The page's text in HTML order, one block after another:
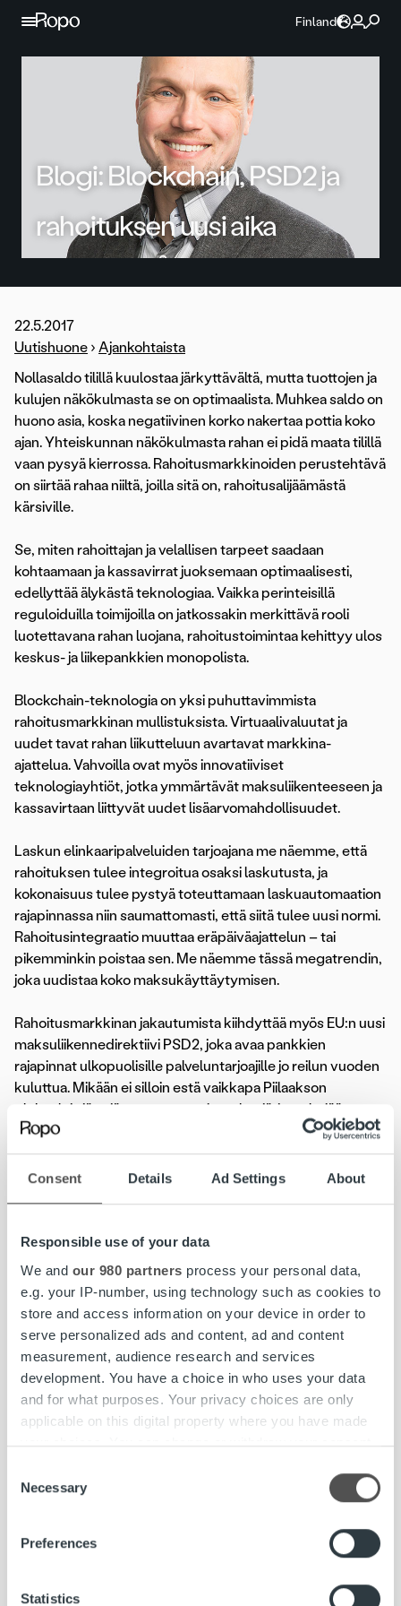
Consent Details Ad Settings About
Responsible use of your data
We and our 980 partners process your personal data,
e.g. your IP-number, using technology such as cookies to
store and access information on your device in order to
serve personalized ads and content, ad and content
measurement, audience research and services
development. You have a choice in who uses your data
and for what purposes. Your privacy choices are only
applicable on this digital property where you have made
your choices. You can change or withdraw your consent
the Privacy trigger icon.
Find out more about how your personal data is processed
and set your preferences in the
We use cookies to personalise content and ads, to
Selection
Necessary
Preferences
Statistics
Jatka sisältöön
Finland
Blogi: Blockchain, PSD2 ja
rahoituksen uusi aika
22.5.2017
Uutishuone › Ajankohtaista
Nollasaldo tilillä kuulostaa järkyttävältä, mutta tuottojen ja
kulujen näkökulmasta se on optimaalista. Muhkea saldo on
huono asia, koska negatiivinen korko nakertaa pottia koko
ajan. Yhteiskunnan näkökulmasta rahan ei pidä maata tilillä
vaan pysyä kierrossa. Rahoitusmarkkinoiden perustehtävä
on siirtää rahaa niiltä, joilla sitä on, rahoitusalijäämästä
kärsiville.
Se, miten rahoittajan ja velallisen tarpeet saadaan
kohtaamaan ja kassavirrat juoksemaan optimaalisesti,
edellyttää älykästä teknologiaa. Vaikka perinteisillä
reguloiduilla toimijoilla on jatkossakin merkittävä rooli
luotettavana rahan luojana, rahoitustoimintaa kehittyy ulos
keskus- ja liikepankkien monopolista.
Blockchain-teknologia on yksi puhuttavimmista
rahoitusmarkkinan mullistuksista. Virtuaalivaluutat ja
uudet tavat rahan liikutteluun avartavat markkina-
ajattelua. Vahvoilla ovat myös innovatiiviset
teknologiayhtiöt, jotka ymmärtävät maksuliikenteeseen ja
kassavirtaan liittyvät uudet lisäarvomahdollisuudet.
Laskun elinkaaripalveluiden tarjoajana me näemme, että
rahoituksen tulee integroitua osaksi laskutusta, ja
kokonaisuus tulee pystyä toteuttamaan laskuautomaation
rajapinnassa niin saumattomasti, että siitä tulee uusi normi.
Rahoitusintegraatio muuttaa eräpäiväajattelun – tai
pikemminkin poistaa sen. Me näemme tässä megatrendin,
joka uudistaa koko maksukäyttäytymisen.
Rahoitusmarkkinan jakautumista kiihdyttää myös EU:n uusi
maksuliikennedirektiivi PSD2, joka avaa pankkien
rajapinnat ulkopuolisille palveluntarjoajille jo reilun vuoden
kuluttua. Mikään ei silloin estä vaikkapa Piilaakson
globaaleja jättejä tuomasta omia maksujärjestelmiään
markkinoillemme.
Avoimessa kilpailuympäristössä maksuliikenteen
rahastaminen ei ole mahdollista. Palveluntarjoajien on
uuteen ympäristöön on jo olemassa ja toteutettavissa.
Mullistukset sopivat ketterille toimijoille ja tuovat
Artti Aurasmaa
Toimitusjohtaja
ajankohtaisista aiheista erityisesti liike-elämään, talouteen
ja laskutukseen liittyen.